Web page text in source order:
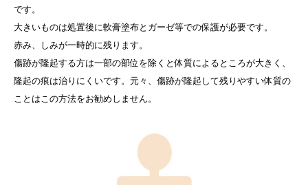
です。
大きいものは処置後に軟膏塗布とガーゼ等での保護が必要です。
赤み、しみが一時的に残ります。
傷跡が隆起する方は一部の部位を除くと体質によるところが大きく、
隆起の痕は治りにくいです。元々、傷跡が隆起して残りやすい体質の
ことはこの方法をお勧めしません。